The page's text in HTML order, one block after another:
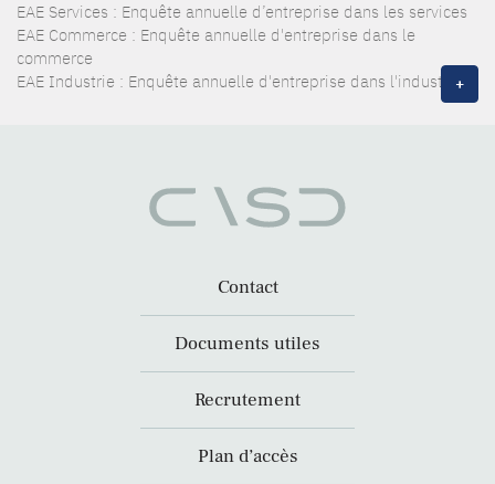
EAE Services : Enquête annuelle d’entreprise dans les services
EAE Commerce : Enquête annuelle d'entreprise dans le
commerce
EAE Industrie : Enquête annuelle d'entreprise dans l'industrie+
Contact
Documents utiles
Recrutement
Plan d’accès